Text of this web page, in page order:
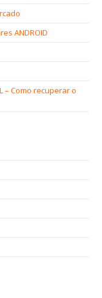
ANDROID
– Como recuperar o